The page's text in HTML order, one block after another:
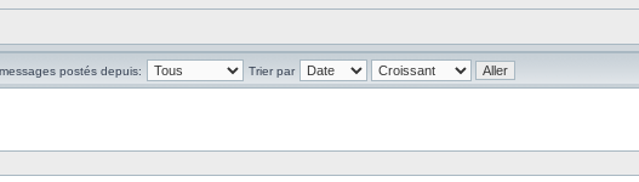
postés depuis: Trier par